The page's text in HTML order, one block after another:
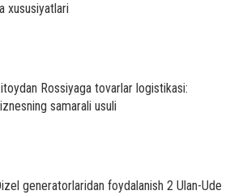
xususiyatlari
Rossiyaga tovarlar logistikasi:
samarali usuli
generatorlaridan foydalanish 2 Ulan-Ude